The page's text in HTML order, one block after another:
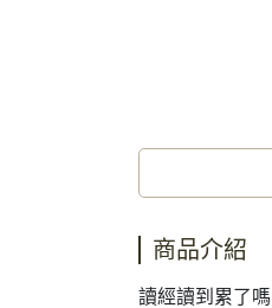
商品介紹
讀經讀到累了